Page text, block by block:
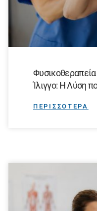
Ίλιγγο: Η Λύση
ΠΕΡΙΣΣΟΤΕΡΑ